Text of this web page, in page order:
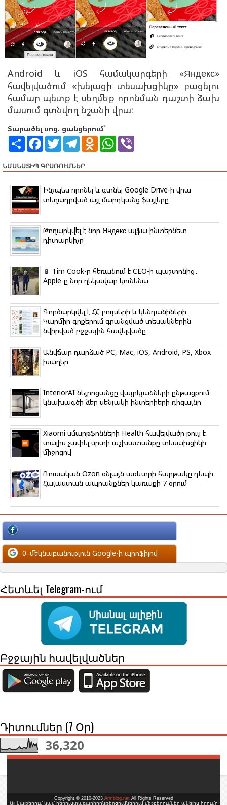
Android և iOS համակարգերի «Яндекс»
հավելվածում «խելացի տեսախցիկը» բացելու
համար պետք է սեղմեք որոնման դաշտի ձախ
մասում գտնվող նշանի վրա:
Տարածել սոց. ցանցերում`
S
r
e
F
e
b
o
T
w
t
t
r
T
e
g
a
m
O
k
a
s
i
k
W
s
p
r
ՆՄԱՆԱՏԻՊ ԳՐԱՌՈՒՄՆԵՐ
Ինչպես որոնել և գտնել Google Drive-ի վրա
տեղադրված այլ մարդկանց ֆայլերը
Թողարկվել է նոր Яндекс ալֆա ինտերնետ
դիտարկիչը
📱 Tim Cook-ը հեռանում է CEO-ի պաշտոնից․
Apple-ը նոր ղեկավար կունենա
Գործարկվել է ՀՀ բույսերի և կենդանիների
Կարմիր գրքերում գրանցված տեսակներին
նվիրված բջջային հավելվածը
Անվճար դարձած PC, Mac, iOS, Android, PS, Xbox
խաղեր
InteriorAI նեյրոցանցը վայրկյանների ընթացքում
կնախագծի ձեր սենյակի ինտերիերի դիզայնը
Xiaomi սմարթֆոնների Health հավելվածը թույլ է
տալիս չափել սրտի աշխատանքը տեսախցիկի
միջոցով
Ռուսական Ozon օնլայն առևտրի հարթակը դեպի
Հայաստան ապրանքներ կառաքի 7 օրում
մեկնաբանություն Facebook-ի պրոֆիլով
0 մեկնաբանություն Google-ի պրոֆիլով
Հետևել Telegram-ում
Բջջային հավելվածներ
Դիտումներ (7 Օր)
36,320
Copyright © 2010-2023 Armblog.netAll Rights Reserved
Այլ կայքերում կամ հեռուստառադիոընթերցումներում մեջբերումներ անելիս հղումը